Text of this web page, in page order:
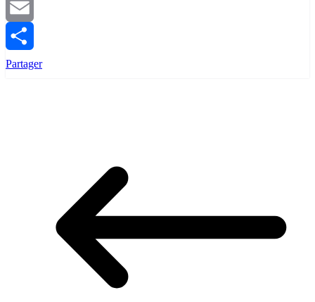
WhatsApp
Email
Partager